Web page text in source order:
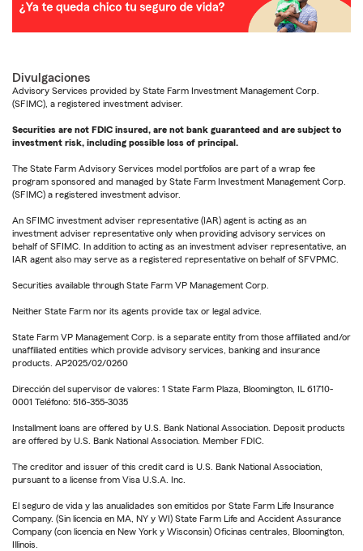
Divulgaciones
Advisory Services provided by State Farm Investment Management Corp.
(SFIMC), a registered investment adviser.
Securities are not FDIC insured, are not bank guaranteed and are subject to
investment risk, including possible loss of principal.
The State Farm Advisory Services model portfolios are part of a wrap fee
program sponsored and managed by State Farm Investment Management Corp.
(SFIMC) a registered investment advisor.
An SFIMC investment adviser representative (IAR) agent is acting as an
investment adviser representative only when providing advisory services on
behalf of SFIMC. In addition to acting as an investment adviser representative, an
IAR agent also may serve as a registered representative on behalf of SFVPMC.
Securities available through State Farm VP Management Corp.
Neither State Farm nor its agents provide tax or legal advice.
State Farm VP Management Corp. is a separate entity from those affiliated and/or
unaffiliated entities which provide advisory services, banking and insurance
products. AP2025/02/0260
Dirección del supervisor de valores: 1 State Farm Plaza, Bloomington, IL 61710-
0001 Teléfono: 516-355-3035
Installment loans are offered by U.S. Bank National Association. Deposit products
are offered by U.S. Bank National Association. Member FDIC.
The creditor and issuer of this credit card is U.S. Bank National Association,
pursuant to a license from Visa U.S.A. Inc.
El seguro de vida y las anualidades son emitidos por State Farm Life Insurance
Company. (Sin licencia en MA, NY y WI) State Farm Life and Accident Assurance
Company (con licencia en New York y Wisconsin) Oficinas centrales, Bloomington,
Illinois.